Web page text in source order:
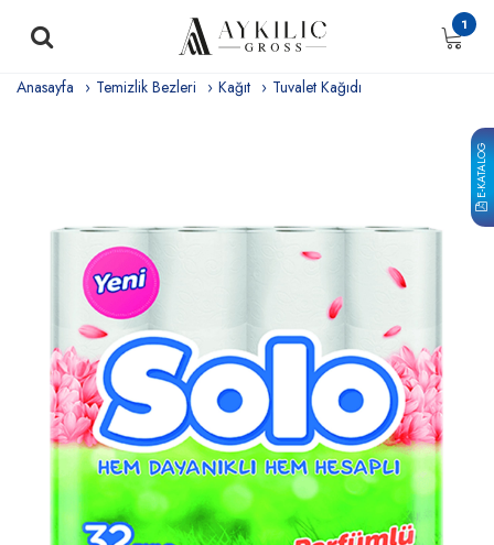
E-KATALOG
1
Anasayfa Temizlik Bezleri Kağıt Tuvalet Kağıdı